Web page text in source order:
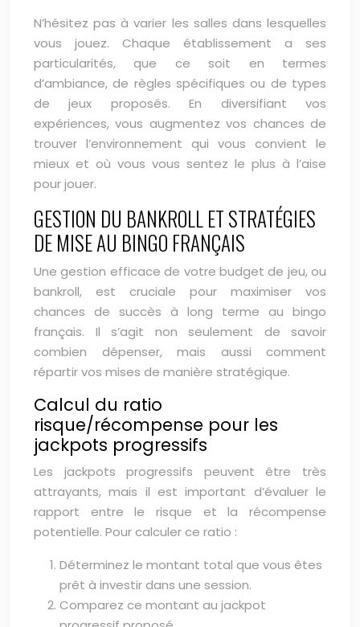
N’hésitez pas à varier les salles dans lesquelles
vous jouez. Chaque établissement a ses
particularités, que ce soit en termes
d’ambiance, de règles spécifiques ou de types
de jeux proposés. En diversifiant vos
expériences, vous augmentez vos chances de
trouver l’environnement qui vous convient le
mieux et où vous vous sentez le plus à l’aise
pour jouer.
GESTION DU BANKROLL ET STRATÉGIES
DE MISE AU BINGO FRANÇAIS
Une gestion efficace de votre budget de jeu, ou
bankroll, est cruciale pour maximiser vos
chances de succès à long terme au bingo
français. Il s’agit non seulement de savoir
combien dépenser, mais aussi comment
répartir vos mises de manière stratégique.
Calcul du ratio
risque/récompense pour les
jackpots progressifs
Les jackpots progressifs peuvent être très
attrayants, mais il est important d’évaluer le
rapport entre le risque et la récompense
potentielle. Pour calculer ce ratio :
Déterminez le montant total que vous êtes
prêt à investir dans une session.
Comparez ce montant au jackpot